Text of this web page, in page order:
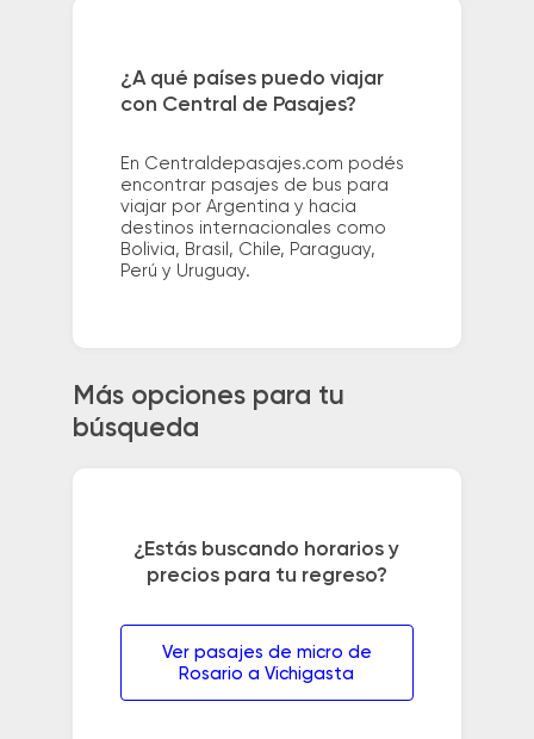
¿A qué países puedo viajar
con Central de Pasajes?
En Centraldepasajes.com podés
encontrar pasajes de bus para
viajar por Argentina y hacia
destinos internacionales como
Bolivia, Brasil, Chile, Paraguay,
Perú y Uruguay.
Más opciones para tu
búsqueda
¿Estás buscando horarios y
precios para tu regreso?
Ver pasajes de micro de
Rosario a Vichigasta